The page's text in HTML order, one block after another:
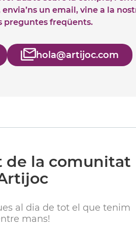
un email, vine a la
preguntes freqüents.
hola@artijoc.com
de la comunitat
al dia de tot el que tenim
mans!